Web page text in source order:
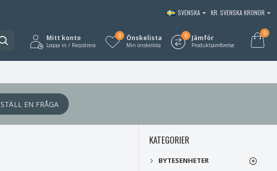
SVENSKA KR SVENSKA KRONOR
Mitt konto
Logga in / Registrera
Önskelista
Min önskelista
0 Jämför
Produktjämförelse
0 0
STÄLL EN FRÅGA
KATEGORIER
BYTESENHETER